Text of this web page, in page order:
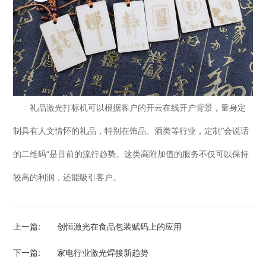
礼品激光打标机可以根据客户的开云在线开户背景，量身定
制具有人文情怀的礼品，特别在饰品、酒类等行业，定制“会说话
的二维码”是目前的流行趋势。这类高附加值的服务不仅可以保持
较高的利润，还能吸引客户。
上一篇: 创恒激光在食品包装赋码上的应用
下一篇: 家电行业激光焊接新趋势